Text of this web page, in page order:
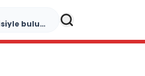
“Düğün Şarkıcısı” seyircisiyle buluşmak için gün sayıyor